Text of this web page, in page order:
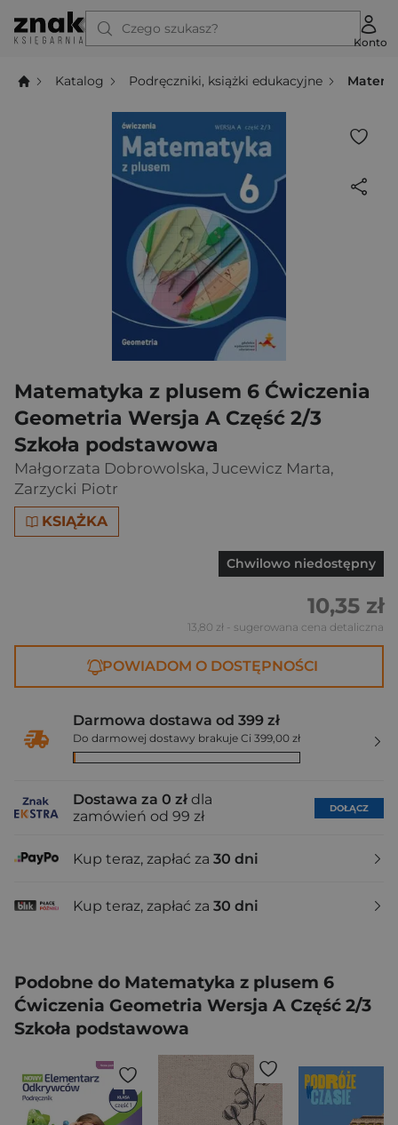
Czego szukasz?
Konto
Katalog Podręczniki, książki edukacyjne
Matematyka z plusem 6 Ćwiczenia
Geometria Wersja A Część 2/3
Szkoła podstawowa
Małgorzata Dobrowolska, Jucewicz Marta,
Zarzycki Piotr
KSIĄŻKA
Chwilowo niedostępny
10,35 zł
13,80 zł - sugerowana cena detaliczna
POWIADOM O DOSTĘPNOŚCI
Darmowa dostawa od 399 zł
Do darmowej dostawy brakuje Ci 399,00 zł
Dostawa za 0 zł dla
zamówień od 99 zł
DOŁĄCZ
Kup teraz, zapłać za 30 dni
Kup teraz, zapłać za 30 dni
Podobne do Matematyka z plusem 6
Ćwiczenia Geometria Wersja A Część 2/3
Szkoła podstawowa